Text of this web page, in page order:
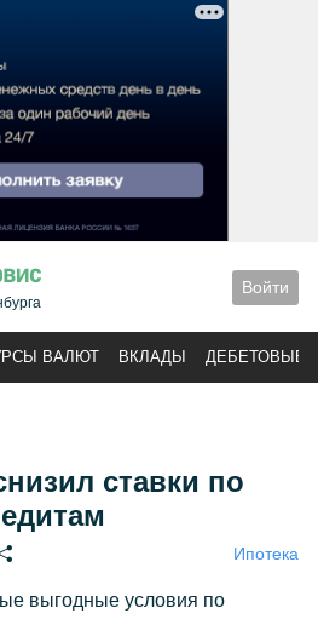
Войти
ВАЛЮТ ВКЛАДЫ ДЕБЕТОВЫЕ
ставки по
Ипотека
выгодные условия по